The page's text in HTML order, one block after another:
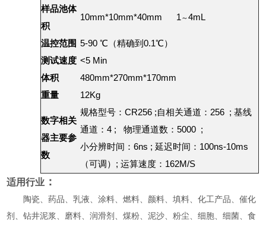
样品池体
积
10mm*10mm*40mm 1 ～4mL
温控范围 5-90 ℃（精确到0.1℃）
测试速度 <5 Min
体积
480mm*270mm*170mm
重量
12Kg
数字相关
器主要参
数
规格型号：CR256 ;自相关通道：256 ; 基线
通道：4 ; 物理通道数：5000 ;
小分辨时间：6ns ; 延迟时间：100ns-10ms
（可调）; 运算速度：162M/S
适用行业 ：
陶瓷、药品、乳液、涂料、燃料、颜料、填料、化工产品、催化
剂、钻井泥浆、磨料、润滑剂、煤粉、泥沙、粉尘、细胞、细菌、食